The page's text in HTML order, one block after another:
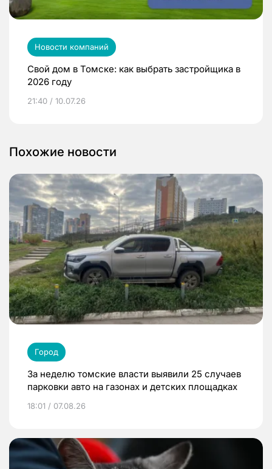
Новости компаний
Свой дом в Томске: как выбрать застройщика в
2026 году
21:40 / 10.07.26
Похожие новости
Город
За неделю томские власти выявили 25 случаев
парковки авто на газонах и детских площадках
18:01 / 07.08.26